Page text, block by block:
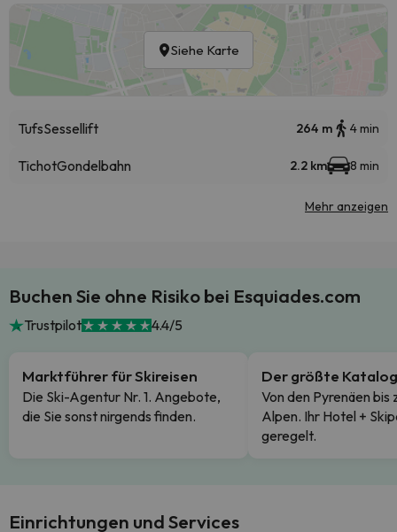
Siehe Karte
TufsSessellift 264 m 4 min
TichotGondelbahn 2.2 km 8 min
Mehr anzeigen
Buchen Sie ohne Risiko bei Esquiades.com
Trustpilot 4.4/5
Marktführer für Skireisen
Die Ski-Agentur Nr. 1. Angebote,
die Sie sonst nirgends finden.
Der größte Katalog
Von den Pyrenäen bis
Alpen. Ihr Hotel +
geregelt.
Einrichtungen und Services